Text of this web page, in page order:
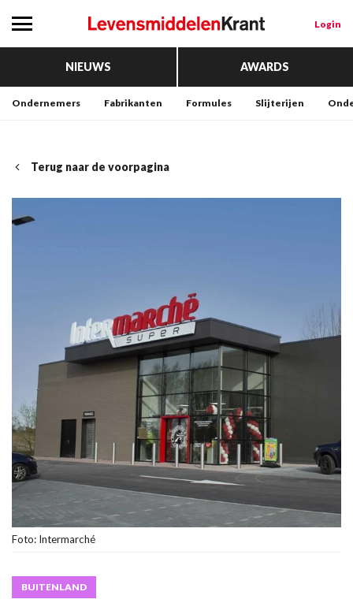
Login
NIEUWS AWARDS
Ondernemers Fabrikanten Formules Slijterijen
Terug naar de voorpagina
Foto: Intermarché
BUITENLAND